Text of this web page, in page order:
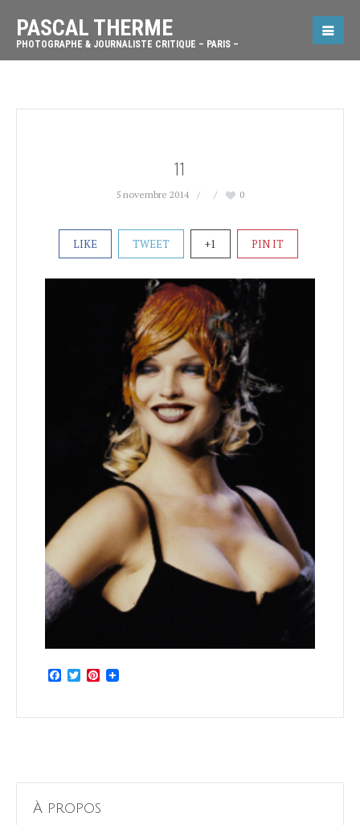
PASCAL THERME
PHOTOGRAPHE & JOURNALISTE CRITIQUE – PARIS –
11
5 novembre 2014 0
LIKE TWEET +1 PIN IT
Facebook
TwitterPinterest
À propos